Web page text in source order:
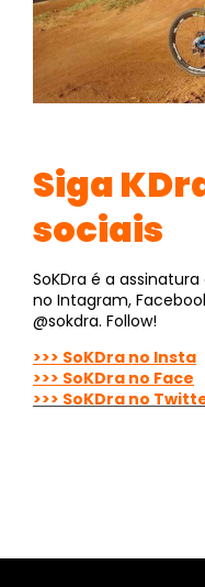
Siga
sociais
SoKDra é a
no Intagram,
@sokdra. Follow!
>>> SoKDra no Insta
>>> SoKDra no Face
>>> SoKDra no